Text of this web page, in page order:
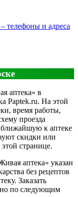
телефоны и адреса
аптека» в
Paptek.ru. На этой
время работы,
проезда
ближайшую к аптеке
скидки или
странице.
аптека» указан
без рецептов
Заказать
по следующим